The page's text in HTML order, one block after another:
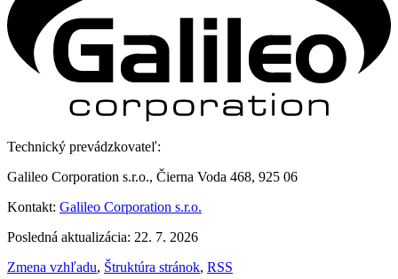
Technický prevádzkovateľ:
Galileo Corporation s.r.o., Čierna Voda 468, 925 06
Kontakt: Galileo Corporation s.r.o.
Posledná aktualizácia: 22. 7. 2026
Zmena vzhľadu, Štruktúra stránok, RSS